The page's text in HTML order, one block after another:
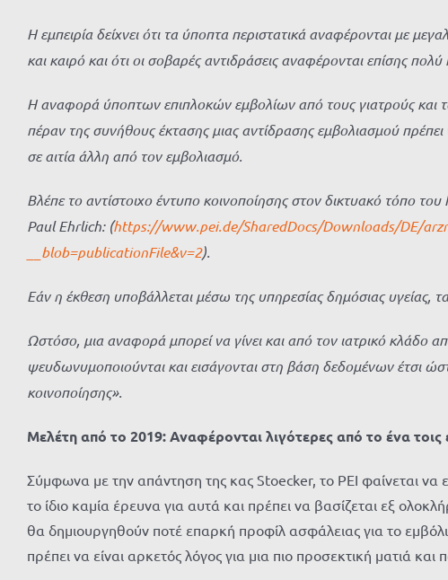
Η εμπειρία δείχνει ότι τα ύποπτα περιστατικά αναφέρονται με
και καιρό και ότι οι σοβαρές αντιδράσεις αναφέρονται επίσης
Η αναφορά ύποπτων επιπλοκών εμβολίων από τους γιατρούς και
πέραν της συνήθους έκτασης μιας αντίδρασης εμβολιασμού
σε αιτία άλλη από τον εμβολιασμό.
Βλέπε το αντίστοιχο έντυπο κοινοποίησης στον δικτυακό τόπο
Paul Ehrlich: (https://www.pei.de/SharedDocs/Downloads/DE/
__blob=publicationFile&v=2).
Εάν η έκθεση υποβάλλεται μέσω της υπηρεσίας δημόσιας υγείας,
Ωστόσο, μια αναφορά μπορεί να γίνει και από τον ιατρικό κλάδο
ψευδωνυμοποιούνται και εισάγονται στη βάση δεδομένων έτσι
κοινοποίησης».
Μελέτη από το 2019: Αναφέρονται λιγότερες από το ένα
Σύμφωνα με την απάντηση της κας Stoecker, το PEI φαίνεται να
το ίδιο καμία έρευνα για αυτά και πρέπει να βασίζεται εξ
θα δημιουργηθούν ποτέ επαρκή προφίλ ασφάλειας για το
πρέπει να είναι αρκετός λόγος για μια πιο προσεκτική ματιά